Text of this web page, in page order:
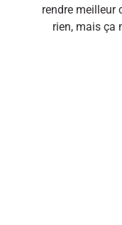
rendre meilleur
rien, mais ça